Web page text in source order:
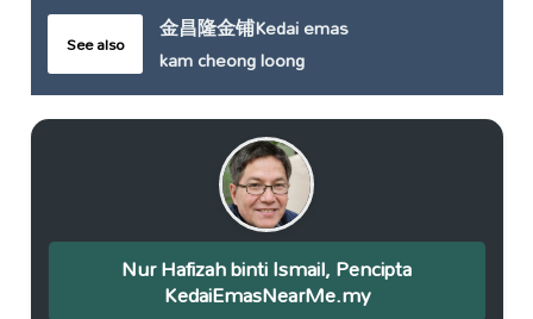
See also
金昌隆金铺Kedai emas
kam cheong loong
Nur Hafizah binti Ismail, Pencipta
KedaiEmasNearMe.my